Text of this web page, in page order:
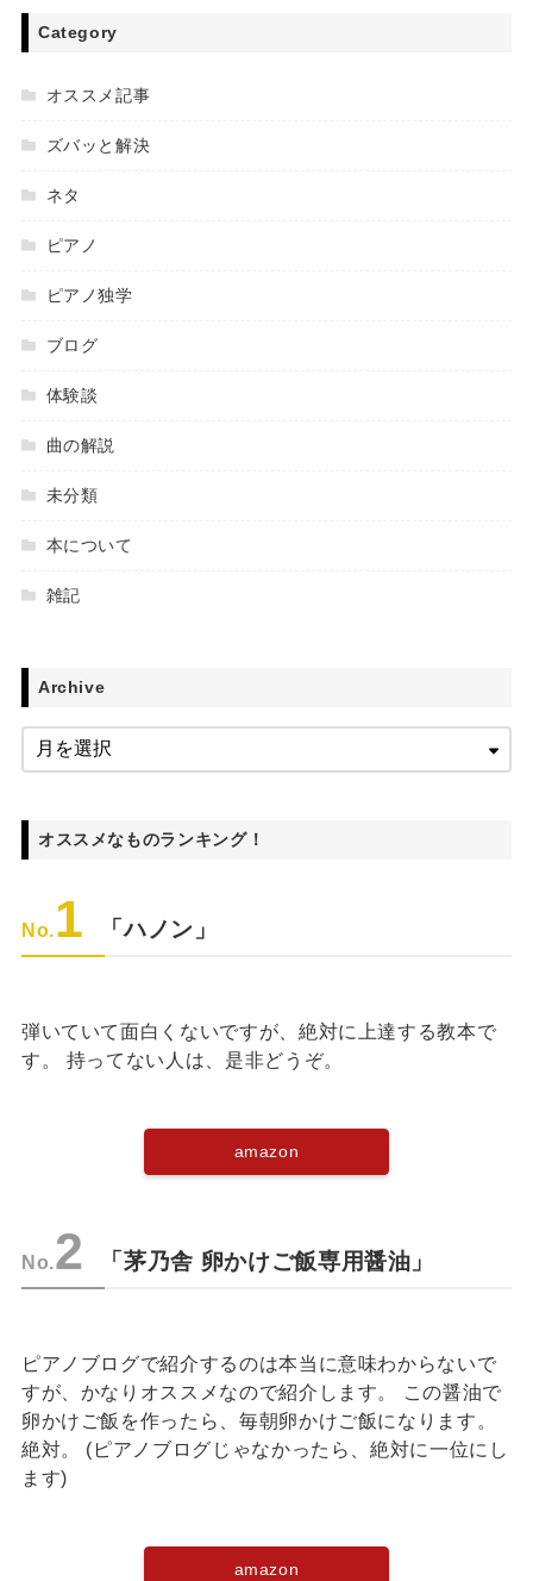
Category
オススメ記事
ズバッと解決
ネタ
ピアノ
ピアノ独学
ブログ
体験談
曲の解説
未分類
本について
雑記
Archive
オススメなものランキング！
No.1 「ハノン」
弾いていて面白くないですが、絶対に上達する教本で
す。 持ってない人は、是非どうぞ。
amazon
No.2 「茅乃舎 卵かけご飯専用醤油」
ピアノブログで紹介するのは本当に意味わからないで
すが、かなりオススメなので紹介します。 この醤油で
卵かけご飯を作ったら、毎朝卵かけご飯になります。
絶対。 (ピアノブログじゃなかったら、絶対に一位にし
ます)
amazon